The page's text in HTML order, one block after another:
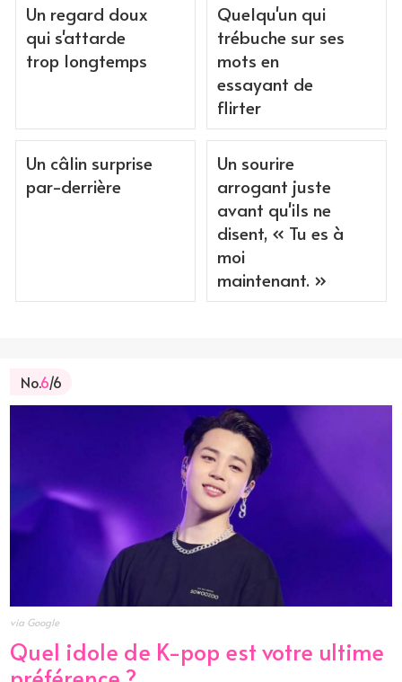
Un regard doux
qui s'attarde
trop longtemps
Quelqu'un qui
trébuche sur ses
mots en
essayant de
flirter
Un câlin surprise
par-derrière
Un sourire
arrogant juste
avant qu'ils ne
disent, « Tu es à
moi
maintenant. »
No.6/6
via Google
Quel idole de K-pop est votre ultime